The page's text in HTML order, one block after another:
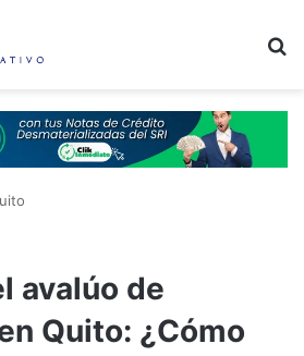
avalúo de
Quito: ¿Cómo